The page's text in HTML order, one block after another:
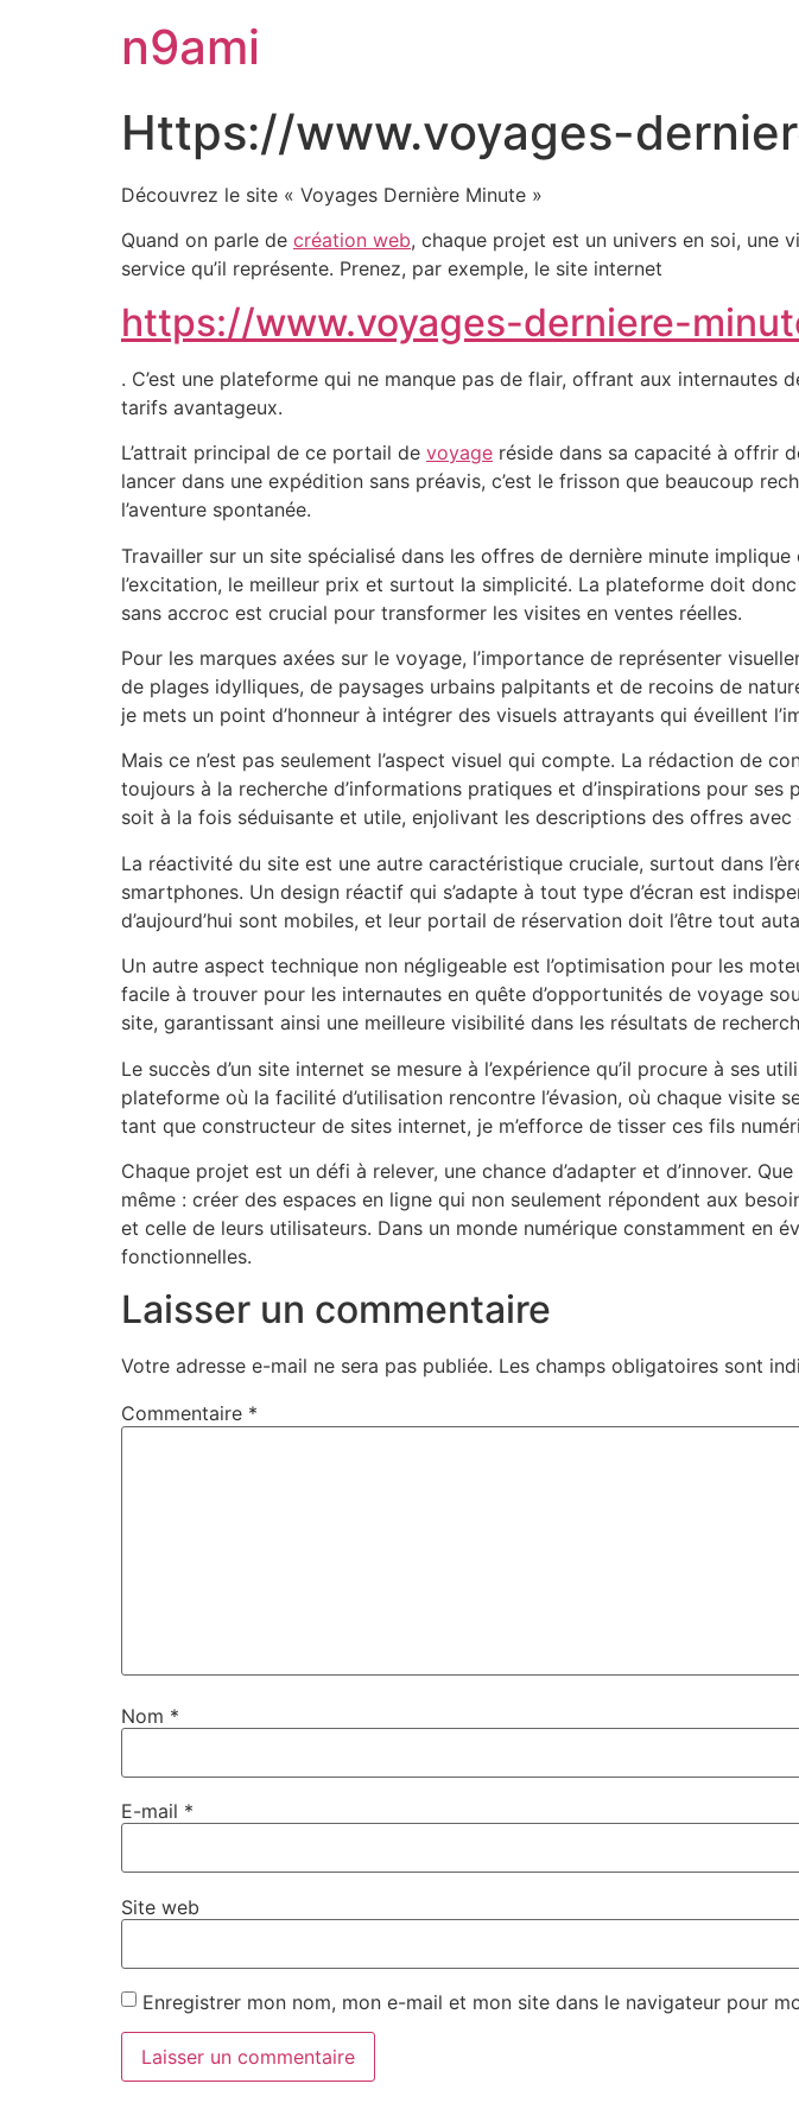
n9ami
Https://www.voyages-
Découvrez le site « Voyages Dernière Minute »
Quand on parle de création web, chaque projet est un univers en soi, une
service qu’il représente. Prenez, par exemple, le site internet
https://www.voyages-derniere-
. C’est une plateforme qui ne manque pas de flair, offrant aux
tarifs avantageux.
L’attrait principal de ce portail de voyage réside dans sa capacité à offrir
lancer dans une expédition sans préavis, c’est le frisson que beaucoup
l’aventure spontanée.
Travailler sur un site spécialisé dans les offres de dernière minute
l’excitation, le meilleur prix et surtout la simplicité. La plateforme doit
sans accroc est crucial pour transformer les visites en ventes réelles.
Pour les marques axées sur le voyage, l’importance de représenter
de plages idylliques, de paysages urbains palpitants et de recoins de
je mets un point d’honneur à intégrer des visuels attrayants qui éveillent
Mais ce n’est pas seulement l’aspect visuel qui compte. La rédaction de
toujours à la recherche d’informations pratiques et d’inspirations pour
soit à la fois séduisante et utile, enjolivant les descriptions des offres
La réactivité du site est une autre caractéristique cruciale, surtout dans
smartphones. Un design réactif qui s’adapte à tout type d’écran est
d’aujourd’hui sont mobiles, et leur portail de réservation doit l’être tout
Un autre aspect technique non négligeable est l’optimisation pour les
facile à trouver pour les internautes en quête d’opportunités de voyage
site, garantissant ainsi une meilleure visibilité dans les résultats de
Le succès d’un site internet se mesure à l’expérience qu’il procure à ses
plateforme où la facilité d’utilisation rencontre l’évasion, où chaque visite
tant que constructeur de sites internet, je m’efforce de tisser ces fils
Chaque projet est un défi à relever, une chance d’adapter et d’innover.
même : créer des espaces en ligne qui non seulement répondent aux
et celle de leurs utilisateurs. Dans un monde numérique constamment en
fonctionnelles.
Laisser un commentaire
Votre adresse e-mail ne sera pas publiée. Les champs obligatoires sont
Commentaire *
Nom *
E-mail *
Site web
Enregistrer mon nom, mon e-mail et mon site dans le navigateur pour